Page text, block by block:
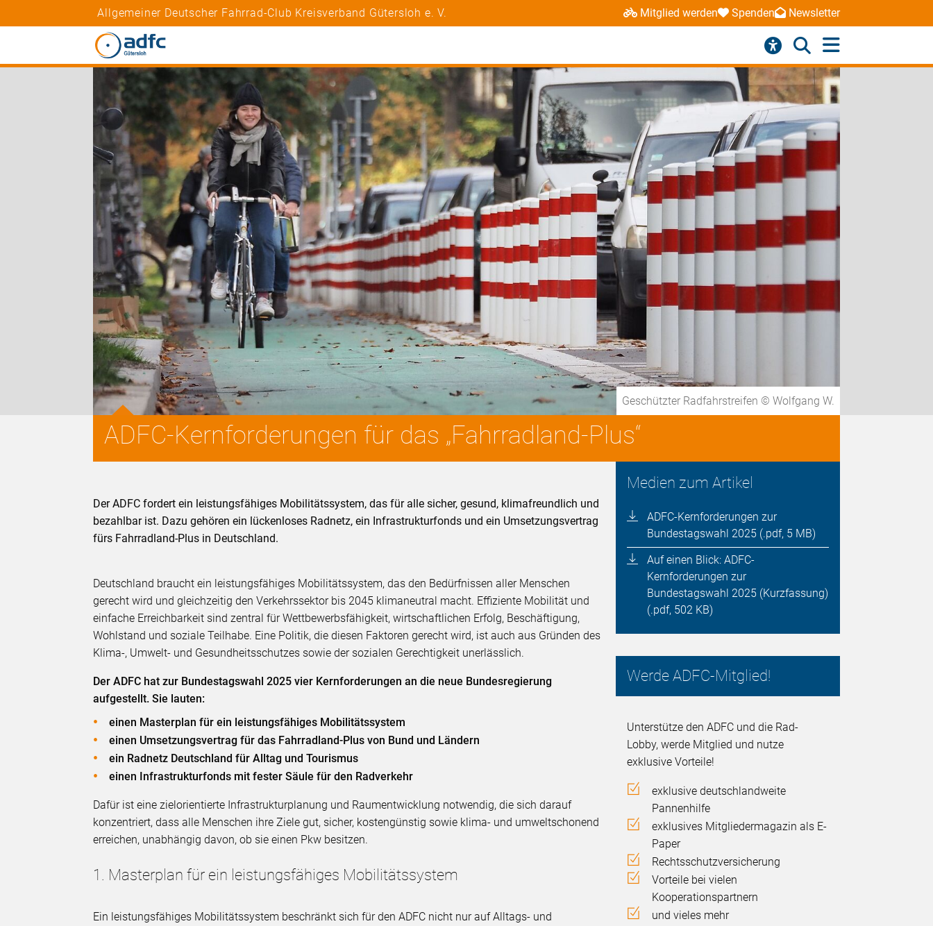
Allgemeiner Deutscher Fahrrad-Club Kreisverband Gütersloh e. V. Mitglied werden Spenden Newsletter
Geschützter Radfahrstreifen © Wolfgang W.
ADFC-Kernforderungen für das „Fahrradland-Plus“
Medien zum Artikel
ADFC-Kernforderungen zur
Bundestagswahl 2025 (.pdf, 5 MB)
Auf einen Blick: ADFC-
Kernforderungen zur
Bundestagswahl 2025 (Kurzfassung)
(.pdf, 502 KB)
Werde ADFC-Mitglied!
Unterstütze den ADFC und die Rad-
Lobby, werde Mitglied und nutze
exklusive Vorteile!
exklusive deutschlandweite
Pannenhilfe
exklusives Mitgliedermagazin als E-
Paper
Rechtsschutzversicherung
Vorteile bei vielen
Kooperationspartnern
und vieles mehr
Der ADFC fordert ein leistungsfähiges Mobilitätssystem, das für alle sicher, gesund, klimafreundlich und
bezahlbar ist. Dazu gehören ein lückenloses Radnetz, ein Infrastrukturfonds und ein Umsetzungsvertrag
fürs Fahrradland-Plus in Deutschland.
Deutschland braucht ein leistungsfähiges Mobilitätssystem, das den Bedürfnissen aller Menschen
gerecht wird und gleichzeitig den Verkehrssektor bis 2045 klimaneutral macht. Effiziente Mobilität und
einfache Erreichbarkeit sind zentral für Wettbewerbsfähigkeit, wirtschaftlichen Erfolg, Beschäftigung,
Wohlstand und soziale Teilhabe. Eine Politik, die diesen Faktoren gerecht wird, ist auch aus Gründen des
Klima-, Umwelt- und Gesundheitsschutzes sowie der sozialen Gerechtigkeit unerlässlich.
Der ADFC hat zur Bundestagswahl 2025 vier Kernforderungen an die neue Bundesregierung
aufgestellt. Sie lauten:
einen Masterplan für ein leistungsfähiges Mobilitätssystem
einen Umsetzungsvertrag für das Fahrradland-Plus von Bund und Ländern
ein Radnetz Deutschland für Alltag und Tourismus
einen Infrastrukturfonds mit fester Säule für den Radverkehr
Dafür ist eine zielorientierte Infrastrukturplanung und Raumentwicklung notwendig, die sich darauf
konzentriert, dass alle Menschen ihre Ziele gut, sicher, kostengünstig sowie klima- und umweltschonend
erreichen, unabhängig davon, ob sie einen Pkw besitzen.
1. Masterplan für ein leistungsfähiges Mobilitätssystem
Ein leistungsfähiges Mobilitätssystem beschränkt sich für den ADFC nicht nur auf Alltags- und